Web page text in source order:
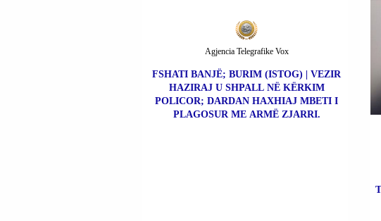
FSHATI BANJË; BURIM (ISTOG) | VEZIR
HAZIRAJ U SHPALL NË KËRKIM
POLICOR; DARDAN HAXHIAJ MBETI I
PLAGOSUR ME ARMË ZJARRI.
Agjencia Telegrafike Vox